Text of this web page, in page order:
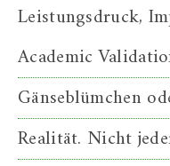
Leistungsdruck,
Academic
Gänseblümchen
Realität. Nicht